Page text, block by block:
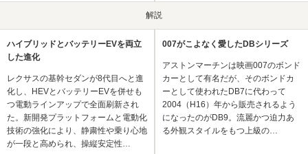
解説
ハイブリッドとバッテリーEVを両立
した進化
レクサスの基幹セダンが8代目へと進
化し、HEVとバッテリーEVを併せも
つ電動ラインアップで全面刷新され
た。新開発プラットフォームと電動化
技術の強化により、静粛性や乗り心地
が一段と高められ、操縦安定性…
007がこよなく愛したDBシリーズ
アストンマーチンは映画007のボンド
カーとして有名だが、そのボンドカ
ーとして使われたDB7に代わって
2004（H16）年から販売されるよう
になったのがDB9。流麗かつ迫力あ
る外観スタイルをもつ上級の…